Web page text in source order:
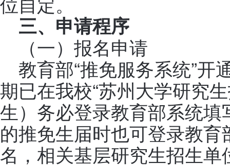
三、申请程序
（一）报名申请
教育部“推免服务系统”开
期已在我校“苏州大学研究
生）务必登录教育部系统
的推免生届时也可登录教育
名，相关基层研究生招生